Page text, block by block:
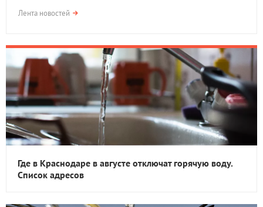
Лента новостей
Где в Краснодаре в августе отключат горячую воду.
Список адресов